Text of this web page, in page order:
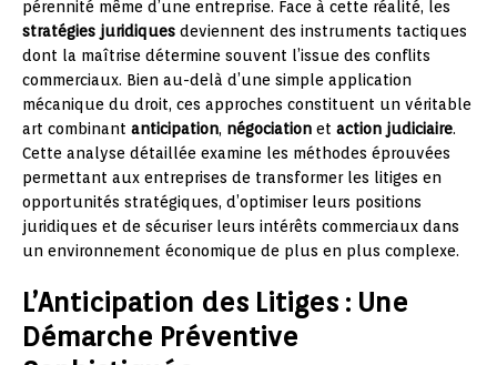
pérennité même d’une entreprise. Face à cette réalité, les
stratégies juridiques deviennent des instruments tactiques
dont la maîtrise détermine souvent l’issue des conflits
commerciaux. Bien au-delà d’une simple application
mécanique du droit, ces approches constituent un véritable
art combinant anticipation, négociation et action judiciaire.
Cette analyse détaillée examine les méthodes éprouvées
permettant aux entreprises de transformer les litiges en
opportunités stratégiques, d’optimiser leurs positions
juridiques et de sécuriser leurs intérêts commerciaux dans
un environnement économique de plus en plus complexe.
L’Anticipation des Litiges : Une
Démarche Préventive